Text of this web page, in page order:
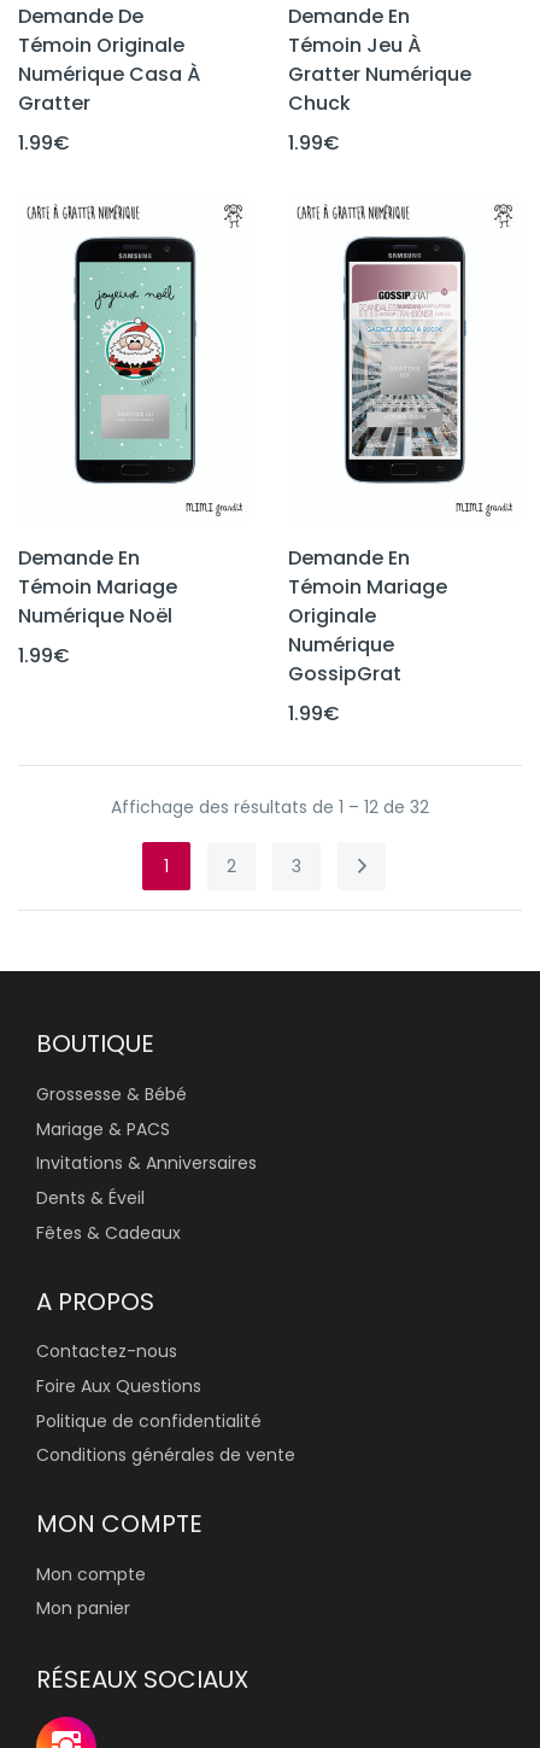
Demande De
Témoin Originale
Numérique Casa À
Gratter
1.99€
Demande En
Témoin Jeu À
Gratter Numérique
Chuck
1.99€
Demande En
Témoin Mariage
Numérique Noël
1.99€
Demande En
Témoin Mariage
Originale
Numérique
GossipGrat
1.99€
Affichage des résultats de 1 – 12 de 32
1 2 3
BOUTIQUE
Grossesse & Bébé
Mariage & PACS
Invitations & Anniversaires
Dents & Éveil
Fêtes & Cadeaux
A PROPOS
Contactez-nous
Foire Aux Questions
Politique de confidentialité
Conditions générales de vente
MON COMPTE
Mon compte
Mon panier
RÉSEAUX SOCIAUX